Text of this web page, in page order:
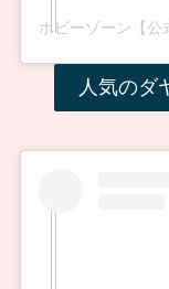
人気のダ